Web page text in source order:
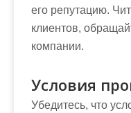
его репутацию.
клиентов,
компании.
Условия
Убедитесь, что